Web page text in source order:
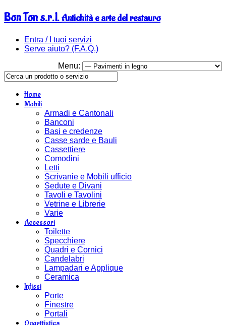
Bon Ton s.r.l.Antichità e arte del restauro
Entra / I tuoi servizi
Serve aiuto? (F.A.Q.)
Menu:
Home
Mobili
Armadi e Cantonali
Banconi
Basi e credenze
Casse sarde e Bauli
Cassettiere
Comodini
Letti
Scrivanie e Mobili ufficio
Sedute e Divani
Tavoli e Tavolini
Vetrine e Librerie
Varie
Accessori
Toilette
Specchiere
Quadri e Cornici
Candelabri
Lampadari e Applique
Ceramica
Infissi
Porte
Finestre
Portali